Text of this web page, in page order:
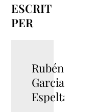
ESCRIT
PER
Rubén
Garcia
Espelta